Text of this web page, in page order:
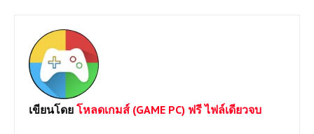
เขียนโดย โหลดเกมส์ (GAME PC) ฟรี ไฟล์เดียวจบ